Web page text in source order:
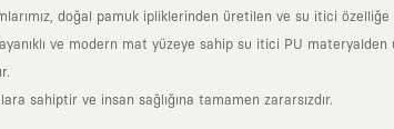
doğal pamuk ipliklerinden üretilen ve su itici
ve modern mat yüzeye sahip su itici PU materyalden
sahiptir ve insan sağlığına tamamen zararsızdır.